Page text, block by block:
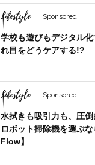
Lifestyle Sponsored
学校も遊びもデジタル
れ目をどうケアする!?
Lifestyle Sponsored
水拭きも吸引力も、圧倒
ロボット掃除機を選ぶ
Flow】